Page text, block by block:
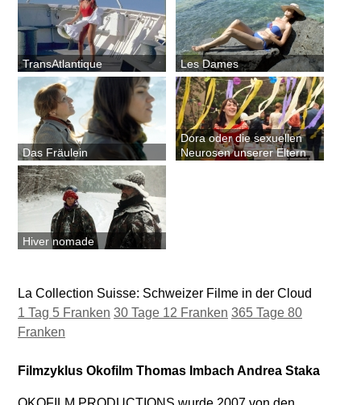
TransAtlantique Les Dames
Das Fräulein
Dora oder die sexuellen
Neurosen unserer Eltern
Hiver nomade
La Collection Suisse: Schweizer Filme in der Cloud
1 Tag 5 Franken 30 Tage 12 Franken 365 Tage 80
Franken
Filmzyklus Okofilm Thomas Imbach Andrea Staka